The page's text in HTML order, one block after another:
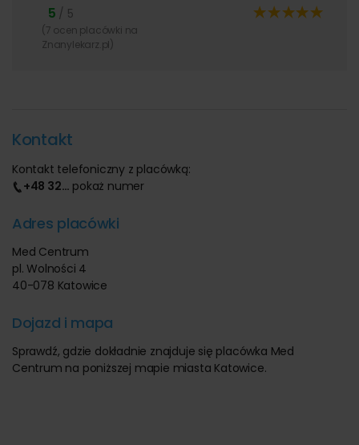
5 / 5
(7 ocen placówki na
Znanylekarz.pl)
Kontakt
Kontakt telefoniczny z placówką:
+48 32… pokaż numer
Adres placówki
Med Centrum
pl. Wolności 4
40-078 Katowice
Dojazd i mapa
Sprawdź, gdzie dokładnie znajduje się placówka Med
Centrum na poniższej mapie miasta Katowice.